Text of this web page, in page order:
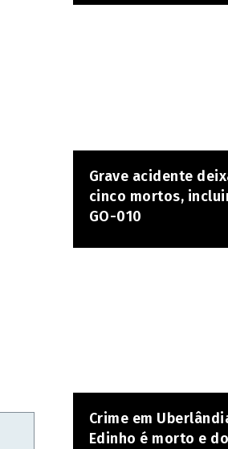
Grave acidente
cinco mortos,
GO-010
Crime em
Edinho é morto e